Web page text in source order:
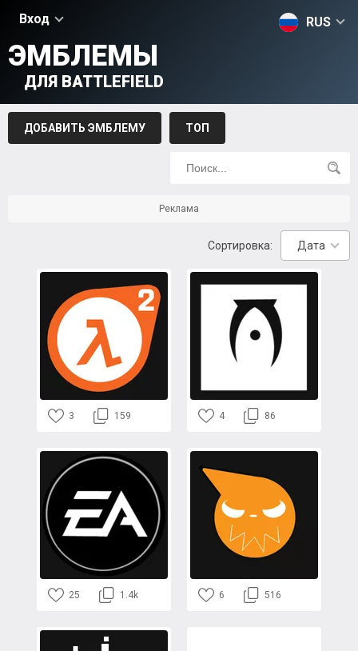
Вход RUS
ЭМБЛЕМЫ
ДЛЯ BATTLEFIELD
ДОБАВИТЬ ЭМБЛЕМУ ТОП
Реклама
Сортировка: Дата
3 159 4 86
25 1.4k 6 516